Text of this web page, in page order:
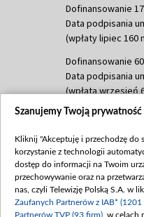
Dofinansowanie
Data podpisania
(wpłaty lipiec 160
Dofinansowanie
Data podpisania
(wpłata wrzesień
Dofinansowanie
(wpłata wrzesień
mln, listopad 265
Dofinansowanie
Data podpisania
(wpłata grudzień
Szanujemy Twoją prywatność
Kliknij "Akceptuję i przechodzę do
korzystanie z technologii
dostęp do informacji na Twoim
przechowywanie oraz na
nas, czyli Telewizję Polską S.A. w
Zaufanych Partnerów z IAB* (1201
Partnerów TVP (93 firm) , w